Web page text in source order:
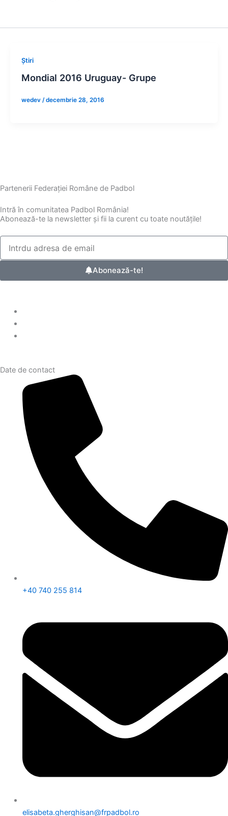
Știri
Mondial 2016 Uruguay- Grupe
wedev /decembrie 28, 2016
Partenerii Federației Române de Padbol
Intră în comunitatea Padbol România!
Abonează-te la newsletter și fii la curent cu toate noutățile!
Abonează-te!
Date de contact
+40 740 255 814
elisabeta.gherghisan@frpadbol.ro